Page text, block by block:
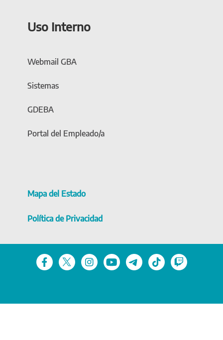
Uso Interno
Webmail GBA
Sistemas
GDEBA
Portal del Empleado/a
Mapa del Estado
Política de Privacidad